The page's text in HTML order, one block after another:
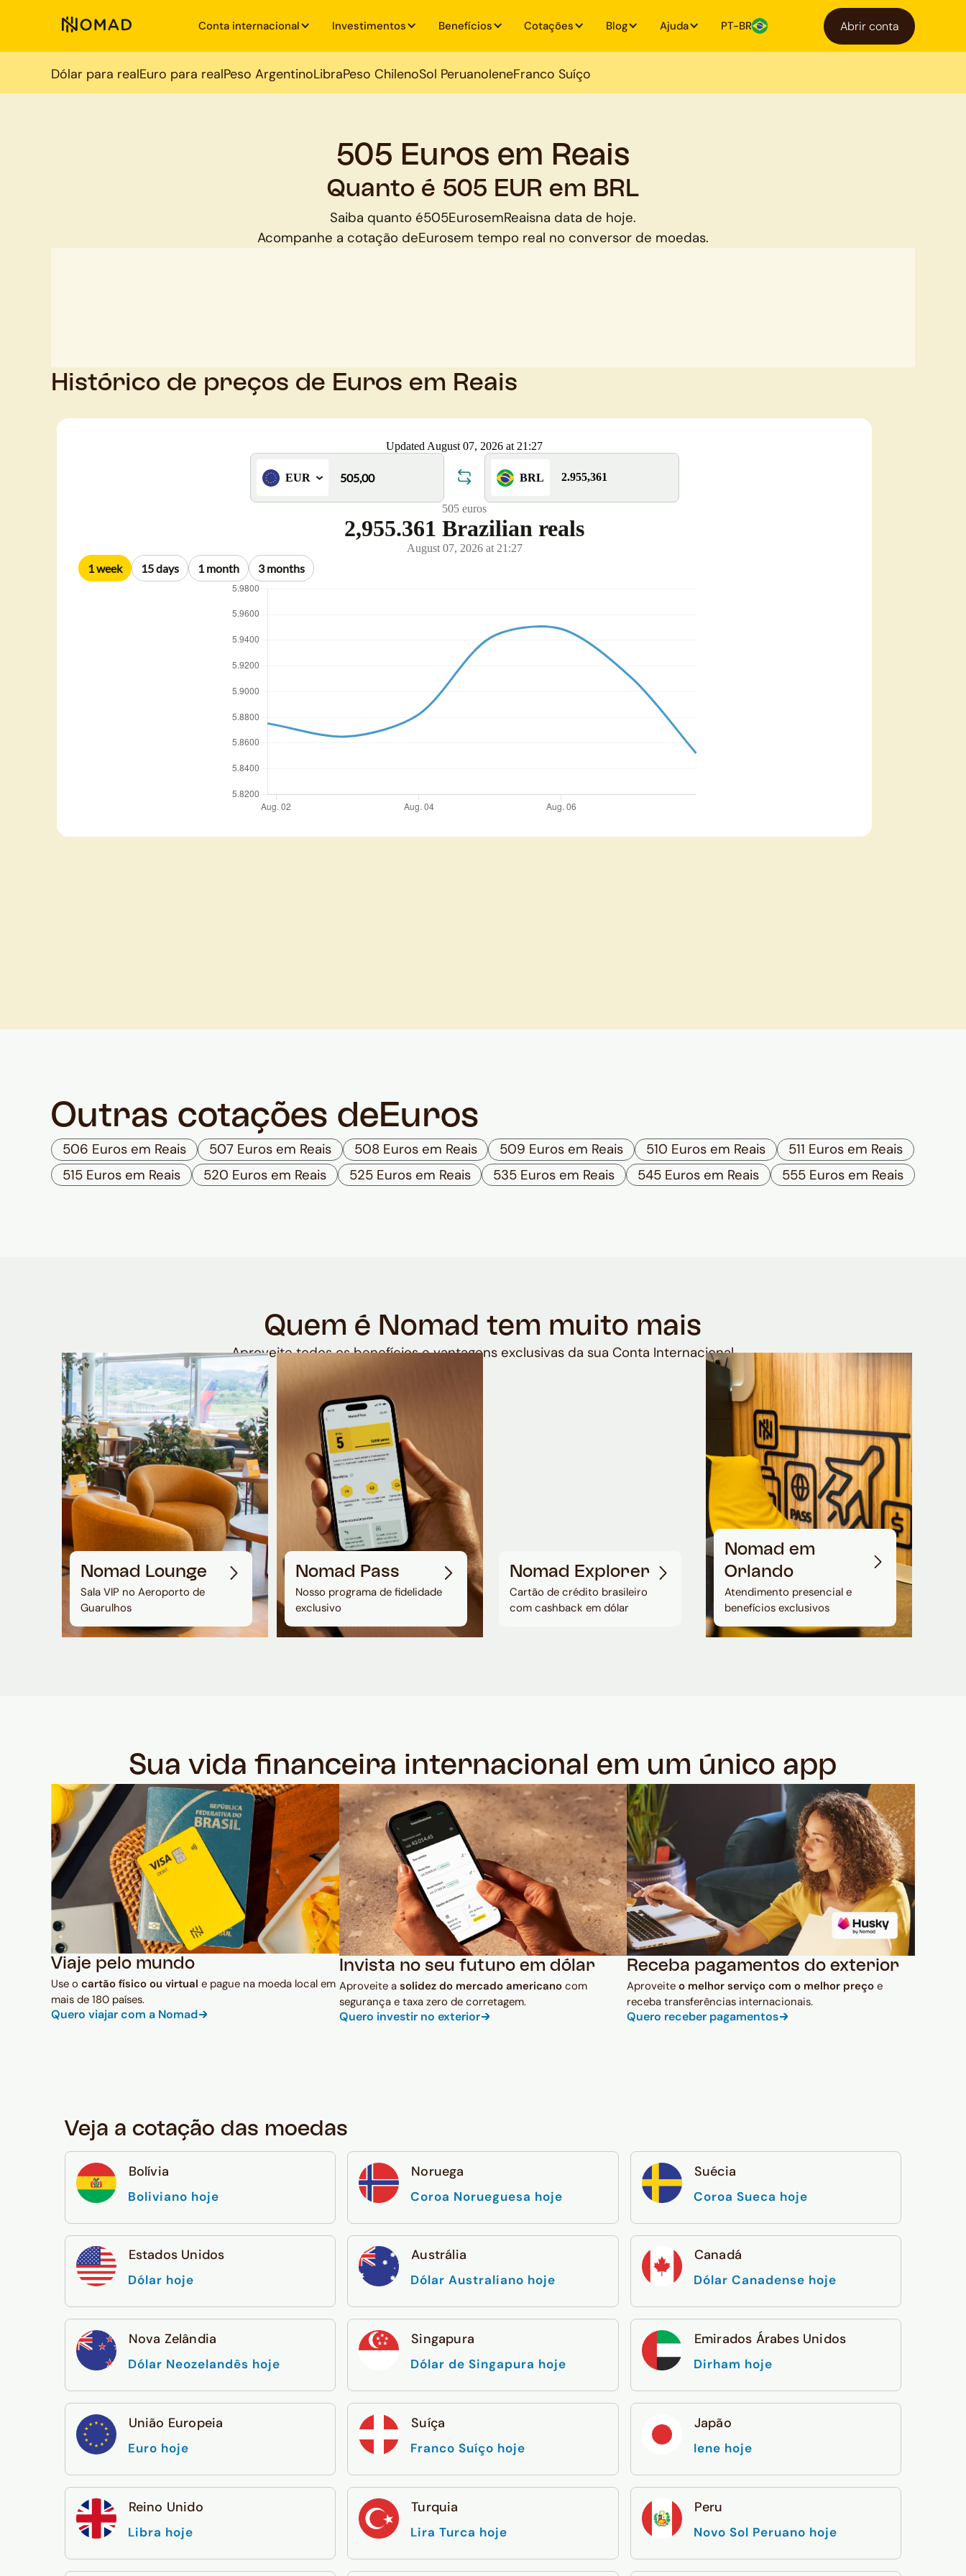
Conta internacional Investimentos Benefícios Cotações Blog Ajuda PT-BR Abrir conta
Dólar para realEuro para realPeso ArgentinoLibraPeso ChilenoSol PeruanoIeneFranco Suíço
505 Euros em Reais
Quanto é 505 EUR em BRL
Saiba quanto é505EurosemReaisna data de hoje.
Acompanhe a cotação deEurosem tempo real no conversor de moedas.
Histórico de preços de Euros em Reais
Outras cotações de Euros
506 Euros em Reais 507 Euros em Reais 508 Euros em Reais 509 Euros em Reais 510 Euros em Reais
511 Euros em Reais
515 Euros em Reais
520 Euros em Reais 525 Euros em Reais 535 Euros em Reais 545 Euros em Reais 555 Euros em Reais
Quem é Nomad tem muito mais
Aproveite todos os benefícios e vantagens exclusivas da sua Conta Internacional
Nomad Lounge
Sala VIP no Aeroporto de
Guarulhos
Nomad Pass
Nosso programa de fidelidade
exclusivo
Nomad Explorer
Cartão de crédito brasileiro
com cashback em dólar
Nomad em
Orlando
Atendimento presencial e
benefícios exclusivos
Sua vida financeira internacional em um único app
Viaje pelo mundo
Use o cartão físico ou virtual e pague na moeda local em
mais de 180 países.
Quero viajar com a Nomad
Invista no seu futuro em dólar
Aproveite a solidez do mercado americanocom
segurança e taxa zero de corretagem.
Quero investir no exterior
Receba pagamentos do exterior
Aproveiteo melhor serviço com o melhor preço e
receba transferências internacionais.
Quero receber pagamentos
Veja a cotação das moedas
Bolívia
Boliviano hoje
Noruega
Coroa Norueguesa hoje
Suécia
Coroa Sueca hoje
Estados Unidos
Dólar hoje
Austrália
Dólar Australiano hoje
Canadá
Dólar Canadense hoje
Nova Zelândia
Dólar Neozelandês hoje
Singapura
Dólar de Singapura hoje
Emirados Árabes Unidos
Dirham hoje
União Europeia
Euro hoje
Suíça
Franco Suíço hoje
Japão
Iene hoje
Reino Unido
Libra hoje
Turquia
Lira Turca hoje
Peru
Novo Sol Peruano hoje